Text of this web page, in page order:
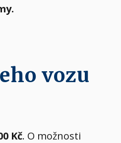
vozu
Kč. O možnosti